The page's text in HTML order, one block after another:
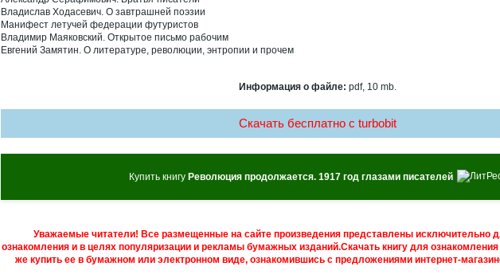
Владислав Ходасевич. О завтрашней поэзии
Манифест летучей федерации футуристов
Владимир Маяковский. Открытое письмо рабочим
Евгений Замятин. О литературе, революции, энтропии и прочем
Информация о файле: pdf, 10 mb.
Скачать бесплатно c turbobit
Купить книгу Революция продолжается. 1917 год глазами писателей
Уважаемые читатели! Все размещенные на сайте произведения представлены исключительно
ознакомления и в целях популяризации и рекламы бумажных изданий.Скачать книгу для
же купить ее в бумажном или электронном виде, ознакомившись с предложениями интернет-